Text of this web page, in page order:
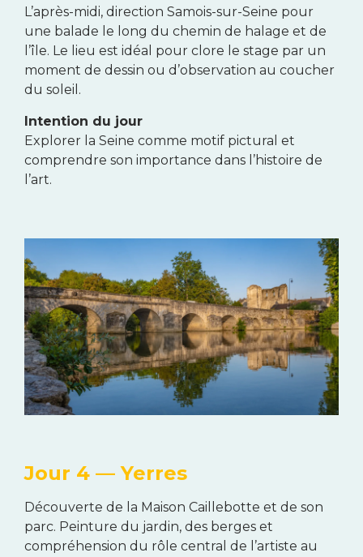
L’après-midi, direction Samois-sur-Seine pour
une balade le long du chemin de halage et de
l’île. Le lieu est idéal pour clore le stage par un
moment de dessin ou d’observation au coucher
du soleil.
Intention du jour
Explorer la Seine comme motif pictural et
comprendre son importance dans l’histoire de
l’art.
Jour 4 — Yerres
Découverte de la Maison Caillebotte et de son
parc. Peinture du jardin, des berges et
compréhension du rôle central de l’artiste au